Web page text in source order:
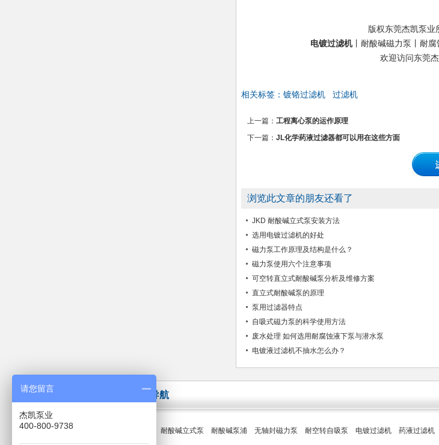
版权东莞杰凯泵业
电镀过滤机丨耐酸碱磁力泵丨耐
欢迎访问东莞
相关标签： 镀铬过滤机 过滤机
上一篇： 工程离心泵的运作原理
下一篇： JL化学药液过滤器都可以用在这些方面
浏览此文章的朋友还看了
JKD 耐酸碱立式泵安装方法
选用电镀过滤机的好处
磁力泵工作原理及结构是什么？
磁力泵使用六个注意事项
可空转直立式耐酸碱泵分析及维修方案
直立式耐酸碱泵的原理
泵用过滤器特点
自吸式磁力泵的科学使用方法
废水处理 如何选用耐腐蚀液下泵与潜水泵
电镀液过滤机不抽水怎么办？
快速导航
耐酸碱立式泵 耐酸碱泵浦 无轴封磁力泵 耐空转自吸泵 电镀过滤机 药液过滤机
请您留言
杰凯泵业
400-800-9738